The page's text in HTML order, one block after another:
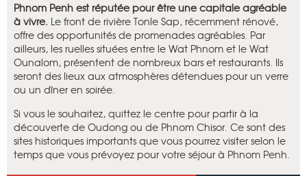
Phnom Penh est réputée pour être une capitale agréable
à vivre. Le front de rivière Tonle Sap, récemment rénové,
offre des opportunités de promenades agréables. Par
ailleurs, les ruelles situées entre le Wat Phnom et le Wat
Ounalom, présentent de nombreux bars et restaurants. Ils
seront des lieux aux atmosphères détendues pour un verre
ou un dîner en soirée.
Si vous le souhaitez, quittez le centre pour partir à la
découverte de Oudong ou de Phnom Chisor. Ce sont des
sites historiques importants que vous pourrez visiter selon le
temps que vous prévoyez pour votre séjour à Phnom Penh.